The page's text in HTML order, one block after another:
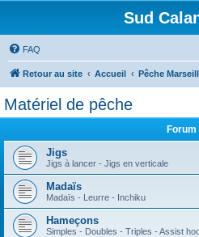
Sud
FAQ
Retour au site Accueil Pêche
Matériel de pêche
Forum
Jigs
Jigs à lancer - Jigs en verticale
Madaïs
Madaïs - Leurre - Inchiku
Hameçons
Simples - Doubles - Triples - Assist